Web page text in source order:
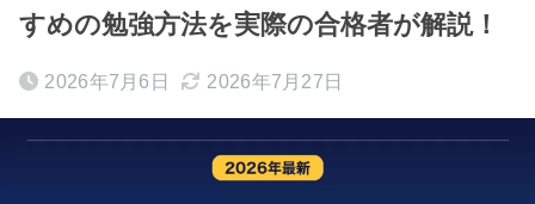
すめの勉強方法を実際の合格者が解説！
2026年7月6日 2026年7月27日